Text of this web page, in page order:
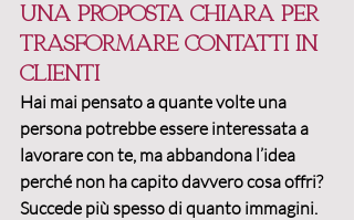
Una proposta chiara per
trasformare contatti in
clienti
Hai mai pensato a quante volte una
persona potrebbe essere interessata a
lavorare con te, ma abbandona l’idea
perché non ha capito davvero cosa offri?
Succede più spesso di quanto immagini.